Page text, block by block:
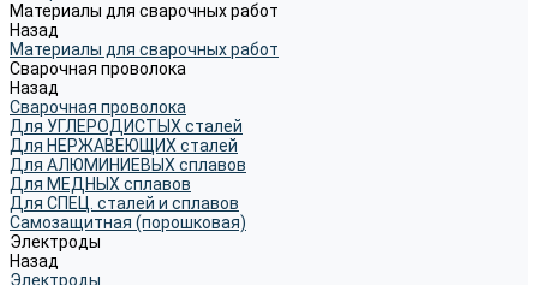
Материалы для сварочных работ
Назад
Материалы для сварочных работ
Сварочная проволока
Назад
Сварочная проволока
Для УГЛЕРОДИСТЫХ сталей
Для НЕРЖАВЕЮЩИХ сталей
Для АЛЮМИНИЕВЫХ сплавов
Для МЕДНЫХ сплавов
Для СПЕЦ. сталей и сплавов
Самозащитная (порошковая)
Электроды
Назад
Электроды